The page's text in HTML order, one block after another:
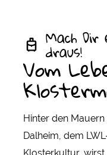
Mach Dir
draus!
Vom
Hinter den
Dalheim, dem